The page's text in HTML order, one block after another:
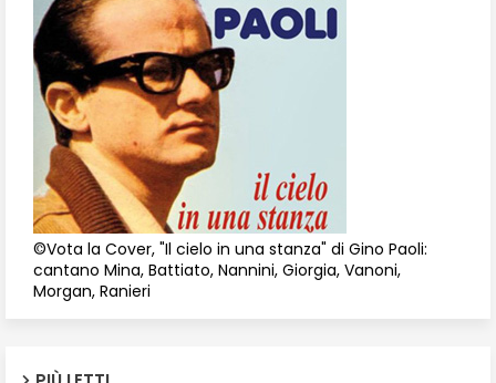
©Vota la Cover, "Il cielo in una stanza" di Gino Paoli:
cantano Mina, Battiato, Nannini, Giorgia, Vanoni,
Morgan, Ranieri